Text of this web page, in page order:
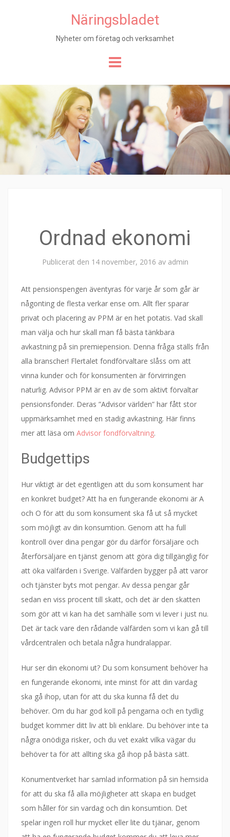
Näringsbladet
Nyheter om företag och verksamhet
till
innehåll
Ordnad ekonomi
Publicerat den 14 november, 2016 av admin
Att pensionspengen äventyras för varje år som går är
någonting de flesta verkar ense om. Allt fler sparar
privat och placering av PPM är en het potatis. Vad skall
man välja och hur skall man få bästa tänkbara
avkastning på sin premiepension. Denna fråga ställs från
alla branscher! Flertalet fondförvaltare slåss om att
vinna kunder och för konsumenten är förvirringen
naturlig. Advisor PPM är en av de som aktivt förvaltar
pensionsfonder. Deras ”Advisor världen” har fått stor
uppmärksamhet med en stadig avkastning. Här finns
mer att läsa om Advisor fondförvaltning.
Budgettips
Hur viktigt är det egentligen att du som konsument har
en konkret budget? Att ha en fungerande ekonomi är A
och O för att du som konsument ska få ut så mycket
som möjligt av din konsumtion. Genom att ha full
kontroll över dina pengar gör du därför försäljare och
återförsäljare en tjänst genom att göra dig tillgänglig för
att öka välfärden i Sverige. Välfärden bygger på att varor
och tjänster byts mot pengar. Av dessa pengar går
sedan en viss procent till skatt, och det är den skatten
som gör att vi kan ha det samhälle som vi lever i just nu.
Det är tack vare den rådande välfärden som vi kan gå till
vårdcentralen och betala några hundralappar.
Hur ser din ekonomi ut? Du som konsument behöver ha
en fungerande ekonomi, inte minst för att din vardag
ska gå ihop, utan för att du ska kunna få det du
behöver. Om du har god koll på pengarna och en tydlig
budget kommer ditt liv att bli enklare. Du behöver inte ta
några onödiga risker, och du vet exakt vilka vägar du
behöver ta för att allting ska gå ihop på bästa sätt.
Konumentverket har samlad information på sin hemsida
för att du ska få alla möjligheter att skapa en budget
som håller för sin vardag och din konsumtion. Det
spelar ingen roll hur mycket eller lite du tjänar, genom